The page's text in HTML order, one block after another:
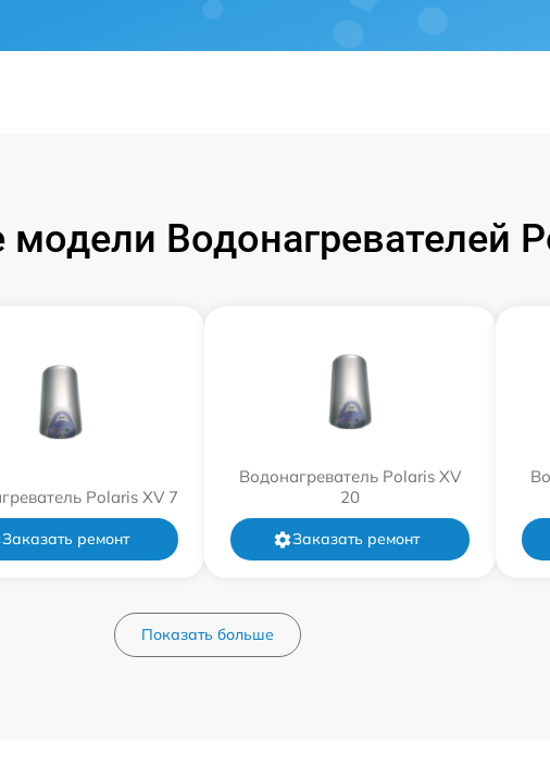
Водонагревателей
Polaris XV 7
Заказать ремонт
Водонагреватель Polaris XV
20
Заказать ремонт
Показать больше